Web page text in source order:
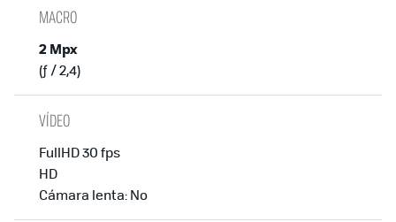
MACRO
2 Mpx
(ƒ / 2,4)
VÍDEO
FullHD 30 fps
HD
Cámara lenta: No